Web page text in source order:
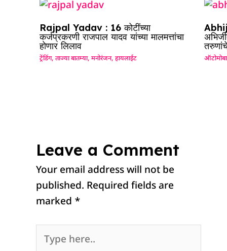
Rajpal Yadav : 16 कोटींच्या
कर्जप्रकरणी राजपाल यादव यांच्या मालमत्तांचा
होणार लिलाव
ट्रेंडिंग,ताज्या बातम्या,मनोरंजन,हायलाईट
Leave a Comment
Your email address will not be
published. Required fields are
marked *
here..